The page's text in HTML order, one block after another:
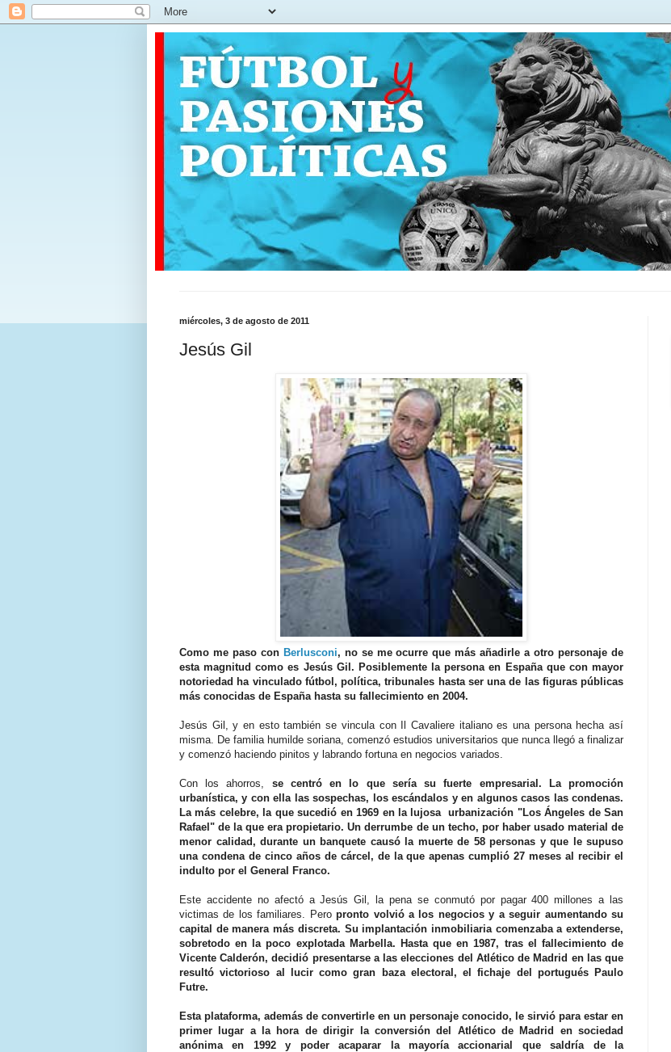
miércoles, 3 de agosto de 2011
Jesús Gil
Como me paso con Berlusconi, no se me ocurre que más añadirle a otro personaje de
esta magnitud como es Jesús Gil. Posiblemente la persona en España que con mayor
notoriedad ha vinculado fútbol, política, tribunales hasta ser una de las figuras públicas
más conocidas de España hasta su fallecimiento en 2004.
Jesús Gil, y en esto también se vincula con Il Cavaliere italiano es una persona hecha así
misma. De familia humilde soriana, comenzó estudios universitarios que nunca llegó a finalizar
y comenzó haciendo pinitos y labrando fortuna en negocios variados.
Con los ahorros,
se centró en lo que sería su fuerte empresarial. La promoción
urbanística, y con ella las sospechas, los escándalos y en algunos casos las condenas.
La más celebre, la que sucedió en 1969 en la lujosa urbanización "Los Ángeles de San
Rafael" de la que era propietario. Un derrumbe de un techo, por haber usado material de
menor calidad, durante un banquete causó la muerte de 58 personas y que le supuso
una condena de cinco años de cárcel, de la que apenas cumplió 27 meses al recibir el
indulto por el General Franco.
Este accidente no afectó a Jesús Gil, la pena se conmutó por pagar 400 millones a las
victimas de los familiares. Peropronto volvió a los negocios y a seguir aumentando su
capital de manera más discreta. Su implantación inmobiliaria comenzaba a extenderse,
sobretodo en la poco explotada Marbella. Hasta que en 1987, tras el fallecimiento de
Vicente Calderón, decidió presentarse a las elecciones del Atlético de Madrid en las que
resultó victorioso al lucir como gran baza electoral, el fichaje del portugués Paulo
Futre.
Esta plataforma, además de convertirle en un personaje conocido, le sirvió para estar en
primer lugar a la hora de dirigir la conversión del Atlético de Madrid en sociedad
anónima en 1992 y poder acaparar la mayoría accionarial que saldría de la